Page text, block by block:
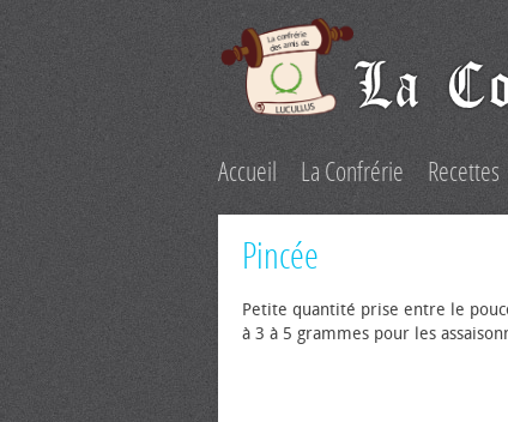
Accueil La Confrérie Recettes
Pincée
Petite quantité prise entre le
à 3 à 5 grammes pour les